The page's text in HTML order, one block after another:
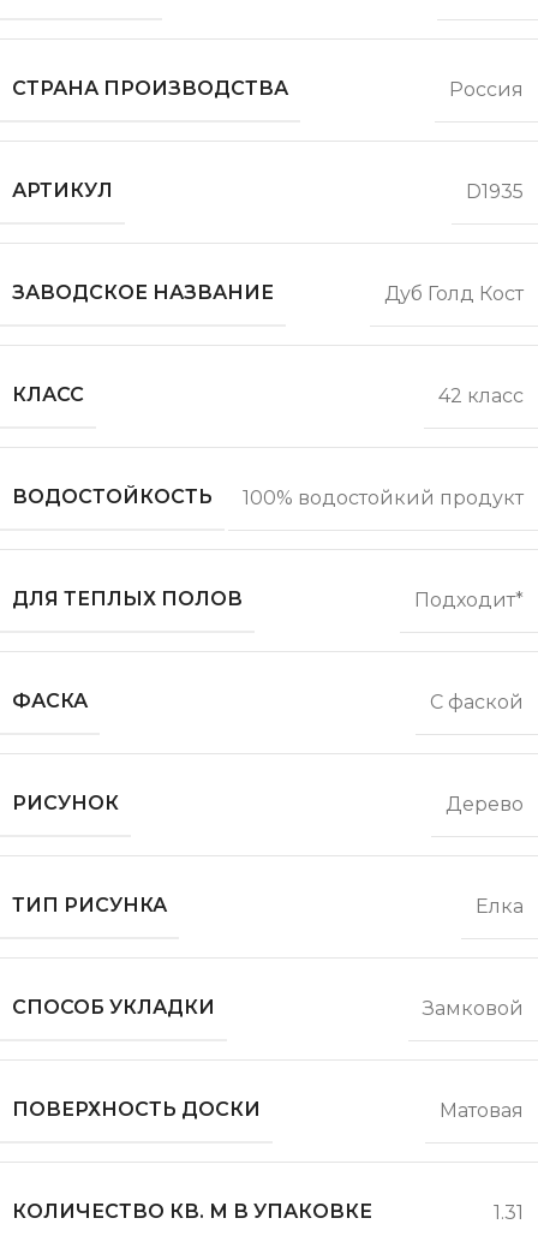
СТРАНА ПРОИЗВОДСТВА Россия
АРТИКУЛ D1935
ЗАВОДСКОЕ НАЗВАНИЕ Дуб Голд Кост
КЛАСС 42 класс
ВОДОСТОЙКОСТЬ 100% водостойкий продукт
ДЛЯ ТЕПЛЫХ ПОЛОВ Подходит*
ФАСКА С фаской
РИСУНОК Дерево
ТИП РИСУНКА Елка
СПОСОБ УКЛАДКИ Замковой
ПОВЕРХНОСТЬ ДОСКИ Матовая
КОЛИЧЕСТВО КВ. М В УПАКОВКЕ 1.31